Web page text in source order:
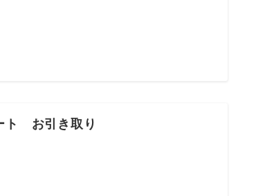
ト お引き取り